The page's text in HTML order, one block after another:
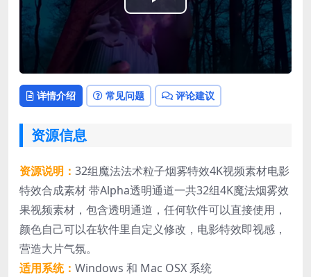
Play
Video
详情介绍 常见问题 评论建议
资源信息
资源说明： 32组魔法法术粒子烟雾特效4K视频素材电影
特效合成素材 带Alpha透明通道一共32组4K魔法烟雾效
果视频素材，包含透明通道，任何软件可以直接使用，
颜色自己可以在软件里自定义修改，电影特效即视感，
营造大片气氛。
适用系统： Windows 和 Mac OSX 系统